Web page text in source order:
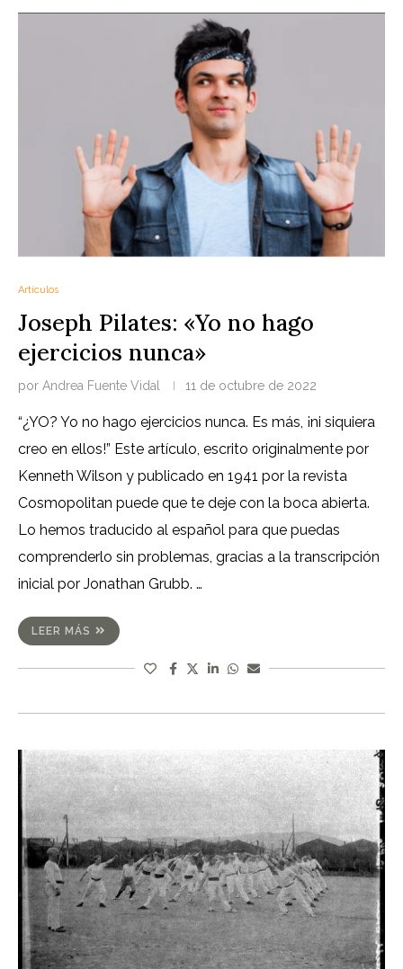
Artículos
Joseph Pilates: «Yo no hago
ejercicios nunca»
por Andrea Fuente Vidal 11 de octubre de 2022
“¿YO? Yo no hago ejercicios nunca. Es más, ¡ni siquiera
creo en ellos!” Este artículo, escrito originalmente por
Kenneth Wilson y publicado en 1941 por la revista
Cosmopolitan puede que te deje con la boca abierta.
Lo hemos traducido al español para que puedas
comprenderlo sin problemas, gracias a la transcripción
inicial por Jonathan Grubb. …
LEER MÁS